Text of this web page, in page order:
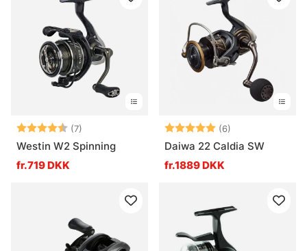
Vurdering: (7)
4.6 ud af 5 stjerner
Westin W2 Spinning
fr.719 DKK
Vurdering: (6)
Daiwa 22 Caldia SW
fr.1889 DKK